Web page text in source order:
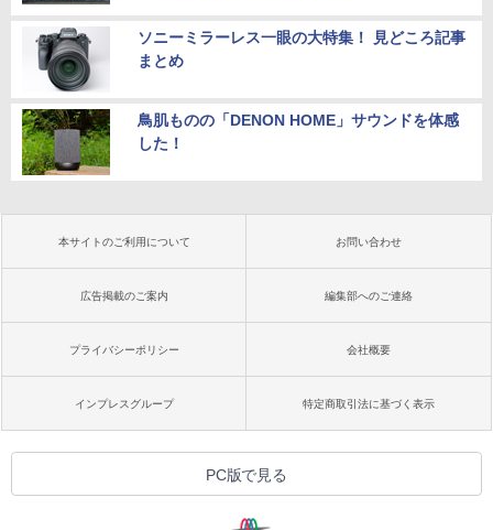
ソニーミラーレス一眼の大特集！ 見どころ記事
まとめ
鳥肌ものの「DENON HOME」サウンドを体感
した！
本サイトのご利用について お問い合わせ
広告掲載のご案内 編集部へのご連絡
プライバシーポリシー 会社概要
インプレスグループ 特定商取引法に基づく表示
PC版で見る